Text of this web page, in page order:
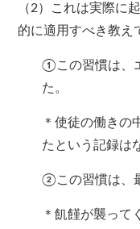
（2）これは実際に
的に適用すべき教え
①この習慣は、
た。
＊使徒の働きの
たという記録は
②この習慣は、
＊飢饉が襲って